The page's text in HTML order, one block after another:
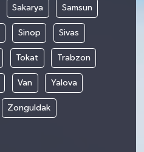
Sakarya Samsun
Sinop Sivas
Tokat Trabzon
Van Yalova
Zonguldak